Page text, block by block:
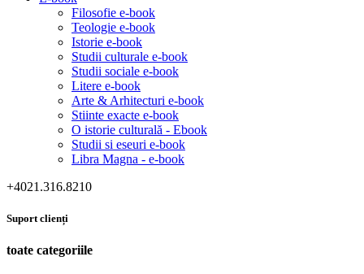
Filosofie e-book
Teologie e-book
Istorie e-book
Studii culturale e-book
Studii sociale e-book
Litere e-book
Arte & Arhitecturi e-book
Stiinte exacte e-book
O istorie culturală - Ebook
Studii si eseuri e-book
Libra Magna - e-book
+4021.316.8210
Suport clienți
toate categoriile